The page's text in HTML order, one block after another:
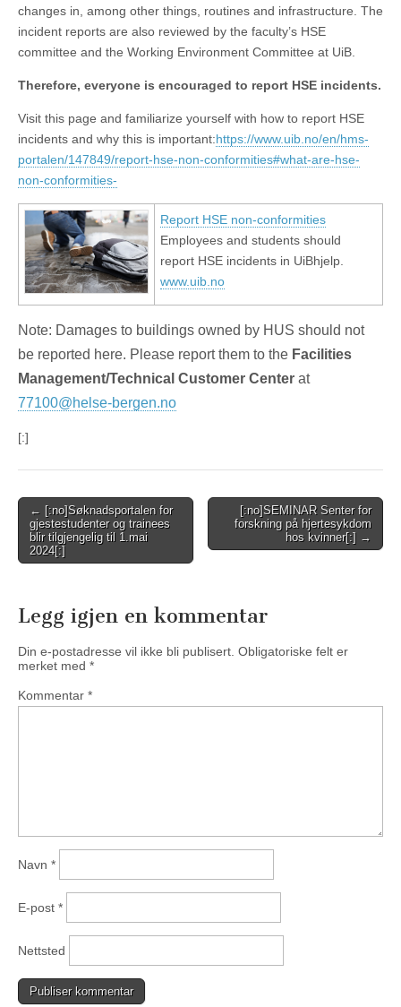
changes in, among other things, routines and infrastructure. The
incident reports are also reviewed by the faculty’s HSE
committee and the Working Environment Committee at UiB.
Therefore, everyone is encouraged to report HSE incidents.
Visit this page and familiarize yourself with how to report HSE
incidents and why this is important:https://www.uib.no/en/hms-
portalen/147849/report-hse-non-conformities#what-are-hse-
non-conformities-
Report HSE non-conformities
Employees and students should
report HSE incidents in UiBhjelp.
www.uib.no
Note: Damages to buildings owned by HUS should not
be reported here. Please report them to the Facilities
Management/Technical Customer Center at
77100@helse-bergen.no
[:]
Post
navigation
← [:no]Søknadsportalen for
gjestestudenter og trainees
blir tilgjengelig til 1.mai
2024[:]
[:no]SEMINAR Senter for
forskning på hjertesykdom
hos kvinner[:] →
Legg igjen en kommentar
Din e-postadresse vil ikke bli publisert. Obligatoriske felt er
merket med *
Kommentar *
Navn *
E-post *
Nettsted